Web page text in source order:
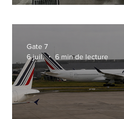
et Zurich
Gate 7
6 juil.
6 min de lecture